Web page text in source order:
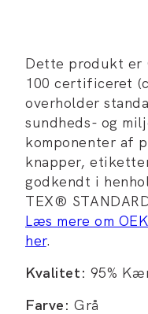
Dette produkt er
100 certificeret
overholder
sundheds- og
komponenter af
knapper,
godkendt i
TEX®
Læs mere om
her.
Kvalitet: 95%
Farve: Grå